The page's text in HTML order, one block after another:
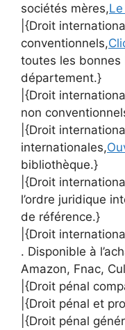
sociétés mères,
|{Droit
conventionnels,
toutes les
département.}
|{Droit
non
|{Droit
internationales,
bibliothèque.}
|{Droit
l’ordre juridique
de référence.}
|{Droit
. Disponible à
Amazon, Fnac,
|{Droit pénal
|{Droit pénal et
|{Droit pénal